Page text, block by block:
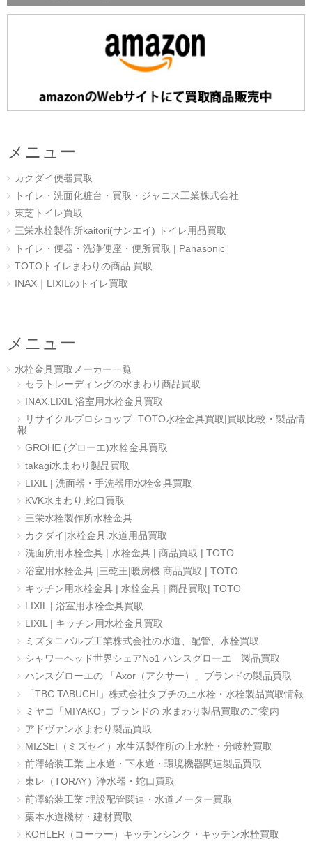
メニュー
カクダイ便器買取
トイレ・洗面化粧台・買取・ジャニス工業株式会社
東芝トイレ買取
三栄水栓製作所kaitori(サンエイ) トイレ用品買取
トイレ・便器・洗浄便座・便所買取 | Panasonic
TOTOトイレまわりの商品 買取
INAX｜LIXILのトイレ買取
メニュー
水栓金具買取メーカー一覧
セラトレーディングの水まわり商品買取
INAX.LIXIL 浴室用水栓金具買取
リサイクルプロショップ–TOTO水栓金具買取|買取比較・製品情
報
GROHE (グローエ)水栓金具買取
takagi水まわり製品買取
LIXIL | 洗面器・手洗器用水栓金具買取
KVK水まわり,蛇口買取
三栄水栓製作所水栓金具
カクダイ|水栓金具.水道用品買取
洗面所用水栓金具 | 水栓金具 | 商品買取 | TOTO
浴室用水栓金具 |三乾王|暖房機 商品買取 | TOTO
キッチン用水栓金具 | 水栓金具 | 商品買取| TOTO
LIXIL | 浴室用水栓金具買取
LIXIL | キッチン用水栓金具買取
ミズタニバルブ工業株式会社の水道、配管、水栓買取
シャワーヘッド世界シェアNo1 ハンスグローエ 製品買取
ハンスグローエの 「Axor（アクサー）」ブランドの製品買取
「TBC TABUCHI」株式会社タブチの止水栓・水栓製品買取情報
ミヤコ「MIYAKO」ブランドの 水まわり製品買取のご案内
アドヴァン水まわり製品買取
MIZSEI（ミズセイ）水生活製作所の止水栓・分岐栓買取
前澤給装工業 上水道・下水道・環境機器関連製品買取
東レ（TORAY）浄水器・蛇口買取
前澤給装工業 埋設配管関連・水道メーター買取
栗本水道機材・建材買取
KOHLER（コーラー）キッチンシンク・キッチン水栓買取